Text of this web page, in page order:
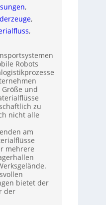
,
,
,
Robots
und
zu
nicht alle
am
mehrere
bietet der
der